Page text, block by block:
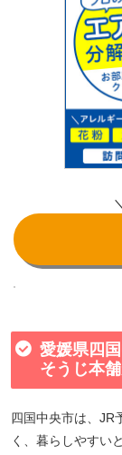
愛媛県四
そうじ本
四国中央市は、JR
く、暮らしやすい